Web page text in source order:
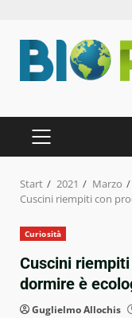
Inhalt
springen
PRIMÄRES
MENÜ
Start 2021
Marzo
Cuscini riempiti con
Curiosità
Cuscini
dormire è
Guglielmo Allochis